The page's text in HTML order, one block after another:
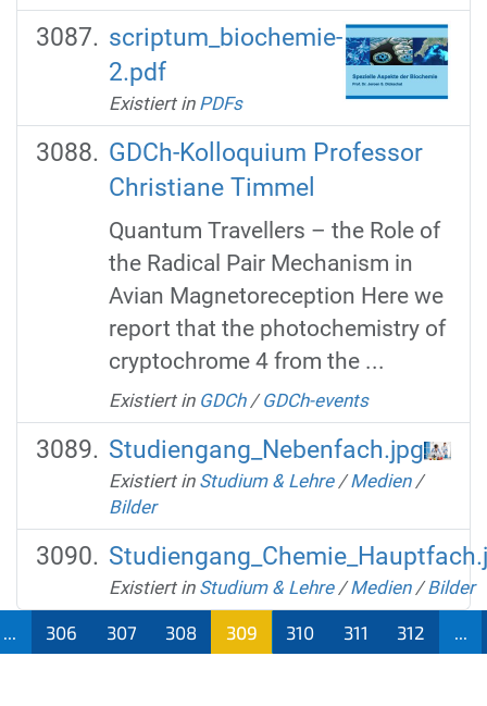
scriptum_biochemie-
2.pdf
Existiert in PDFs
GDCh-Kolloquium Professor
Christiane Timmel
Quantum Travellers – the Role of
the Radical Pair Mechanism in
Avian Magnetoreception Here we
report that the photochemistry of
cryptochrome 4 from the ...
Existiert in GDCh /GDCh-events
Studiengang_Nebenfach.jpg
Existiert in Studium & Lehre /Medien /
Bilder
Existiert in Studium & Lehre /Medien /Bilder
306 307 308
309
310 311 312